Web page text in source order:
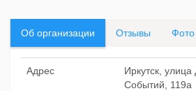
Об организации Отзывы Фото
Адрес
Иркутск, улица
Событий, 119а